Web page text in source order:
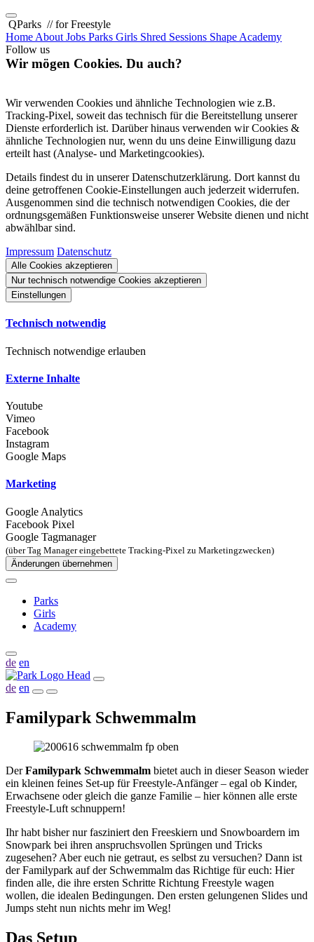
QParks // for Freestyle
Home About Jobs Parks Girls Shred Sessions Shape Academy
Follow us
Wir mögen Cookies. Du auch?
Wir verwenden Cookies und ähnliche Technologien wie z.B.
Tracking-Pixel, soweit das technisch für die Bereitstellung unserer
Dienste erforderlich ist. Darüber hinaus verwenden wir Cookies &
ähnliche Technologien nur, wenn du uns deine Einwilligung dazu
erteilt hast (Analyse- und Marketingcookies).
Details findest du in unserer Datenschutzerklärung. Dort kannst du
deine getroffenen Cookie-Einstellungen auch jederzeit widerrufen.
Ausgenommen sind die technisch notwendigen Cookies, die der
ordnungsgemäßen Funktionsweise unserer Website dienen und nicht
abwählbar sind.
Impressum Datenschutz
Alle Cookies akzeptieren
Nur technisch notwendige Cookies akzeptieren
Einstellungen
Technisch notwendig
Technisch notwendige erlauben
Externe Inhalte
Youtube
Vimeo
Facebook
Instagram
Google Maps
Marketing
Google Analytics
Facebook Pixel
Google Tagmanager
(über Tag Manager eingebettete Tracking-Pixel zu Marketingzwecken)
Änderungen übernehmen
Parks
Girls
Academy
de en
de en
Familypark Schwemmalm
DerFamilypark Schwemmalm bietet auch in dieser Season wieder
ein kleinen feines Set-up für Freestyle-Anfänger – egal ob Kinder,
Erwachsene oder gleich die ganze Familie – hier können alle erste
Freestyle-Luft schnuppern!
Ihr habt bisher nur fasziniert den Freeskiern und Snowboardern im
Snowpark bei ihren anspruchsvollen Sprüngen und Tricks
zugesehen? Aber euch nie getraut, es selbst zu versuchen? Dann ist
der Familypark auf der Schwemmalm das Richtige für euch: Hier
finden alle, die ihre ersten Schritte Richtung Freestyle wagen
wollen, die idealen Bedingungen. Den ersten gelungenen Slides und
Jumps steht nun nichts mehr im Weg!
Das Setup